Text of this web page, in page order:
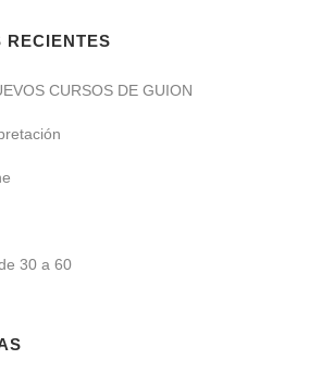
RECIENTES
CURSOS DE GUION
30 a 60